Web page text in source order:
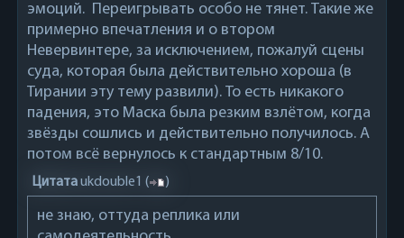
эмоций. Переигрывать особо не тянет. Такие же
примерно впечатления и о втором
Невервинтере, за исключением, пожалуй сцены
суда, которая была действительно хороша (в
Тирании эту тему развили). То есть никакого
падения, это Маска была резким взлётом, когда
звёзды сошлись и действительно получилось. А
потом всё вернулось к стандартным 8/10.
Цитатаukdouble1 ( )
не знаю, оттуда реплика или